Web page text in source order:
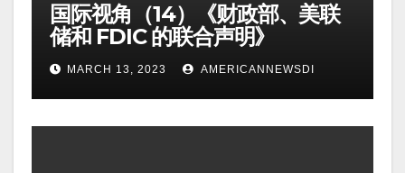
国际视角（14）《财政部、美联
储和 FDIC 的联合声明》
MARCH 13, 2023 AMERICANNEWSDI